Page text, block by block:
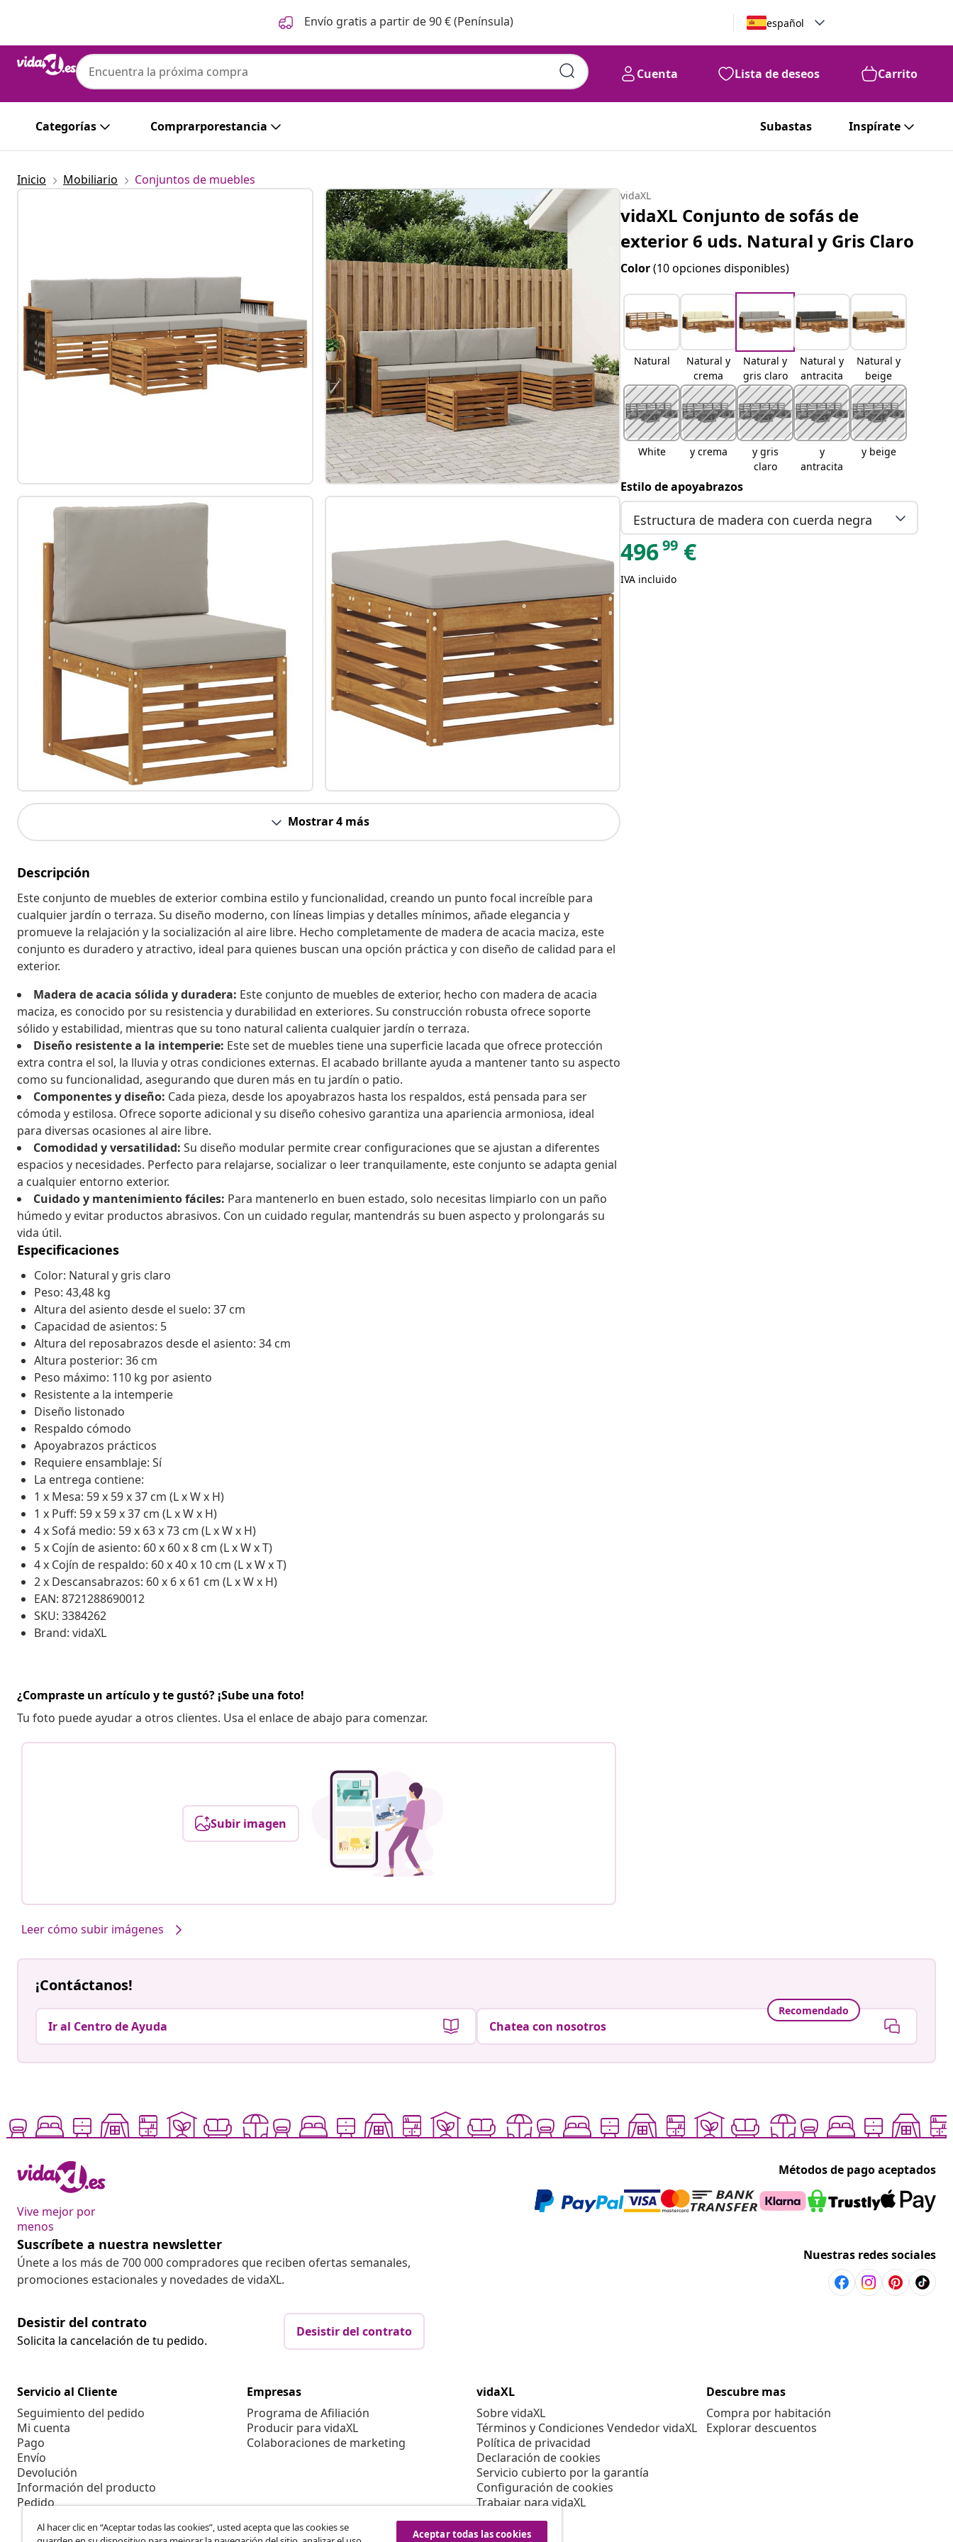
Envío gratis a partir de 90 € (Península) español
Cuenta Lista de deseos Carrito
Categorías Comprarporestancia Subastas Inspírate
Inicio Mobiliario Conjuntos de muebles
Mostrar 4 más
Descripción
Este conjunto de muebles de exterior combina estilo y funcionalidad, creando un punto focal increíble para
cualquier jardín o terraza. Su diseño moderno, con líneas limpias y detalles mínimos, añade elegancia y
promueve la relajación y la socialización al aire libre. Hecho completamente de madera de acacia maciza, este
conjunto es duradero y atractivo, ideal para quienes buscan una opción práctica y con diseño de calidad para el
exterior.
Madera de acacia sólida y duradera: Este conjunto de muebles de exterior, hecho con madera de acacia
maciza, es conocido por su resistencia y durabilidad en exteriores. Su construcción robusta ofrece soporte
sólido y estabilidad, mientras que su tono natural calienta cualquier jardín o terraza.
Diseño resistente a la intemperie: Este set de muebles tiene una superficie lacada que ofrece protección
extra contra el sol, la lluvia y otras condiciones externas. El acabado brillante ayuda a mantener tanto su aspecto
como su funcionalidad, asegurando que duren más en tu jardín o patio.
Componentes y diseño: Cada pieza, desde los apoyabrazos hasta los respaldos, está pensada para ser
cómoda y estilosa. Ofrece soporte adicional y su diseño cohesivo garantiza una apariencia armoniosa, ideal
para diversas ocasiones al aire libre.
Comodidad y versatilidad: Su diseño modular permite crear configuraciones que se ajustan a diferentes
espacios y necesidades. Perfecto para relajarse, socializar o leer tranquilamente, este conjunto se adapta genial
a cualquier entorno exterior.
Cuidado y mantenimiento fáciles: Para mantenerlo en buen estado, solo necesitas limpiarlo con un paño
húmedo y evitar productos abrasivos. Con un cuidado regular, mantendrás su buen aspecto y prolongarás su
vida útil.
Especificaciones
Color: Natural y gris claro
Peso: 43,48 kg
Altura del asiento desde el suelo: 37 cm
Capacidad de asientos: 5
Altura del reposabrazos desde el asiento: 34 cm
Altura posterior: 36 cm
Peso máximo: 110 kg por asiento
Resistente a la intemperie
Diseño listonado
Respaldo cómodo
Apoyabrazos prácticos
Requiere ensamblaje: Sí
La entrega contiene:
1 x Mesa: 59 x 59 x 37 cm (L x W x H)
1 x Puff: 59 x 59 x 37 cm (L x W x H)
4 x Sofá medio: 59 x 63 x 73 cm (L x W x H)
5 x Cojín de asiento: 60 x 60 x 8 cm (L x W x T)
4 x Cojín de respaldo: 60 x 40 x 10 cm (L x W x T)
2 x Descansabrazos: 60 x 6 x 61 cm (L x W x H)
EAN: 8721288690012
SKU: 3384262
Brand: vidaXL
¿Compraste un artículo y te gustó? ¡Sube una foto!
Tu foto puede ayudar a otros clientes. Usa el enlace de abajo para comenzar.
Subir imagen
Leer cómo subir imágenes
vidaXL
vidaXL Conjunto de sofás de
exterior 6 uds. Natural y Gris Claro
Color(10 opciones disponibles)
Natural
Natural y
crema
Natural y
gris claro
Natural y
antracita
Natural y
beige
White y crema
y gris
claro
y
antracita
y beige
Estilo de apoyabrazos
Estructura de madera con cuerda negra
49699 €
IVA incluido
¡Contáctanos!
Ir al Centro de Ayuda
Recomendado
Chatea con nosotros
Vive mejor por
menos
Métodos de pago aceptados
Suscríbete a nuestra newsletter
Únete a los más de 700 000 compradores que reciben ofertas semanales,
promociones estacionales y novedades de vidaXL.
Nuestras redes sociales
Desistir del contrato
Solicita la cancelación de tu pedido.
Desistir del contrato
Servicio al Cliente
Seguimiento del pedido
Mi cuenta
Pago
Envío
Devolución
Información del producto
Pedido
Empresas
Programa de Afiliación
Producir para vidaXL
Colaboraciones de marketing
vidaXL
Sobre vidaXL
Términos y Condiciones Vendedor vidaXL
Política de privacidad
Declaración de cookies
Servicio cubierto por la garantía
Configuración de cookies
Trabajar para vidaXL
Aviso legal
Seguridad
Descubre mas
Compra por habitación
Explorar descuentos
Al hacer clic en “Aceptar todas las cookies”, usted acepta que las cookies se
Aceptar todas las cookies